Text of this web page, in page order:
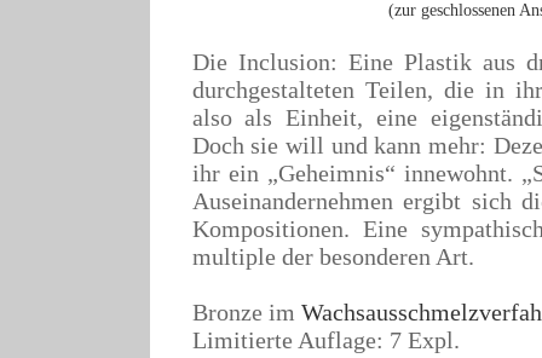
(zur geschlossenen
Die Inclusion: Eine Plastik aus
durchgestalteten Teilen, die in
also als Einheit, eine
Doch sie will und kann mehr:
ihr ein „Geheimnis“ innewohnt.
Auseinandernehmen ergibt sich
Kompositionen. Eine
multiple der besonderen Art.
Bronze im
Limitierte Auflage: 7 Expl.